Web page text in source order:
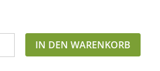
IN DEN WARENKORB